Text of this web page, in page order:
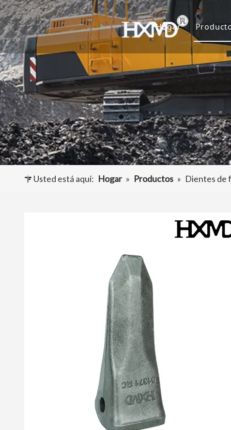
Hogar
Usted está aquí: Hogar » Productos » Dientes de